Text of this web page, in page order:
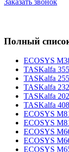
Заказать звонок
Полный
ECOSYS
TASKalfa
TASKalfa
TASKalfa
TASKalfa
TASKalfa
ECOSYS
ECOSYS
ECOSYS
ECOSYS
ECOSYS